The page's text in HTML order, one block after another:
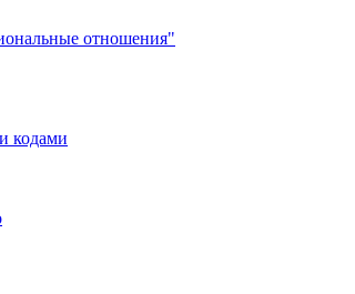
отношения"
кодами